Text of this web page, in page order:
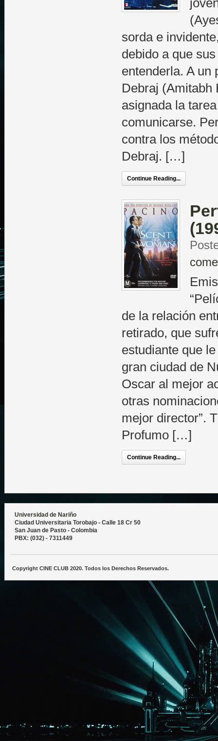
sorda e
debido a que
entenderla. A un
Debraj (Amitabh
asignada la
comunicarse.
contra los
Debraj. […]
Continue Reading...
de la relación
retirado, que
estudiante que
gran ciudad de
Oscar al mejor
otras
mejor director”.
Profumo […]
Continue Reading...
Universidad de Nariño
Ciudad Universitaria Torobajo - Calle 18 Cr 50
San Juan de Pasto - Colombia
PBX: (032) - 7311449
Copyright CINE CLUB 2020. Todos los Derechos Reservados.